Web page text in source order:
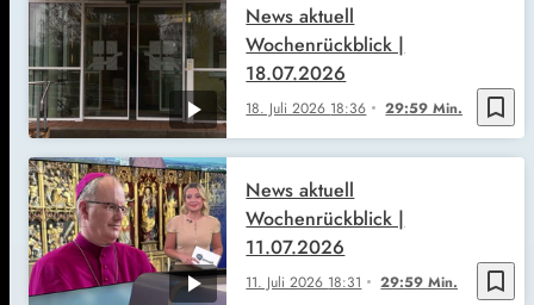
bookmark_border
18. Juli 2026 18:36 29:59 Min.
News aktuell
Wochenrückblick |
18.07.2026
bookmark_border
11. Juli 2026 18:31 29:59 Min.
News aktuell
Wochenrückblick |
11.07.2026